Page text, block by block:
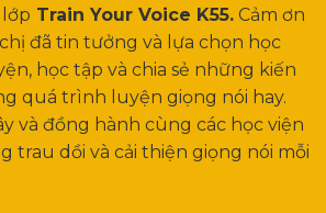
Train Your Voice K55. Cảm ơn
đã tin tưởng và lựa chọn học
học tập và chia sẻ những kiến
quá trình luyện giọng nói hay.
và đồng hành cùng các học viện
trau dồi và cải thiện giọng nói mỗi